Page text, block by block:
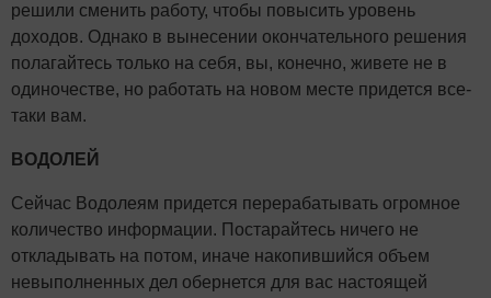
решили сменить работу, чтобы повысить уровень
доходов. Однако в вынесении окончательного решения
полагайтесь только на себя, вы, конечно, живете не в
одиночестве, но работать на новом месте придется все-
таки вам.
ВОДОЛЕЙ
Сейчас Водолеям придется перерабатывать огромное
количество информации. Постарайтесь ничего не
откладывать на потом, иначе накопившийся объем
невыполненных дел обернется для вас настоящей